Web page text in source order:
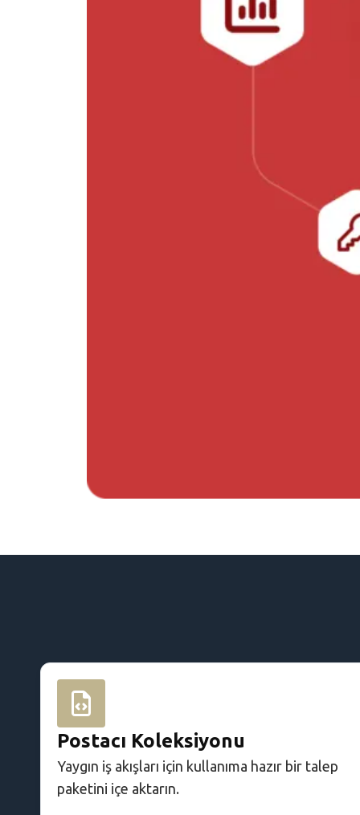
Postacı Koleksiyonu
Yaygın iş akışları için kullanıma hazır bir talep
paketini içe aktarın.